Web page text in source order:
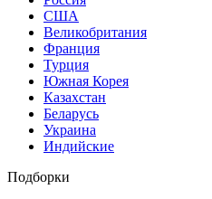
США
Великобритания
Франция
Турция
Южная Корея
Казахстан
Беларусь
Украина
Индийские
Подборки